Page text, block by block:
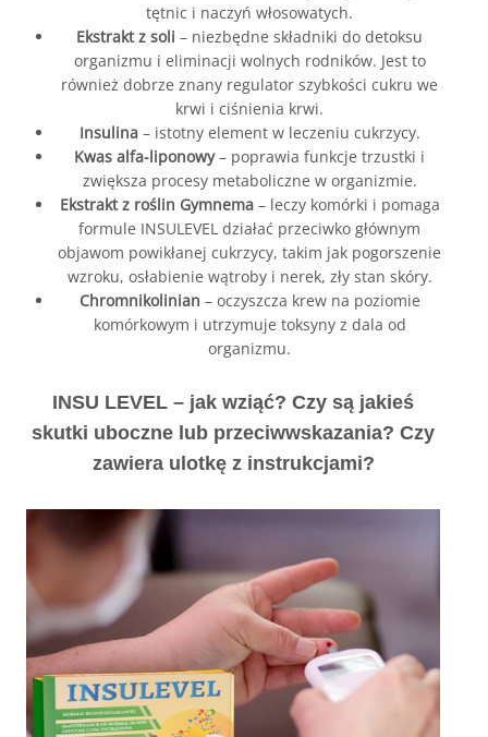
tętnic i naczyń włosowatych.
Ekstrakt z soli – niezbędne składniki do detoksu
organizmu i eliminacji wolnych rodników. Jest to
również dobrze znany regulator szybkości cukru we
krwi i ciśnienia krwi.
Insulina– istotny element w leczeniu cukrzycy.
Kwas alfa-liponowy– poprawia funkcje trzustki i
zwiększa procesy metaboliczne w organizmie.
Ekstrakt z roślin Gymnema– leczy komórki i pomaga
formule INSULEVEL działać przeciwko głównym
objawom powikłanej cukrzycy, takim jak pogorszenie
wzroku, osłabienie wątroby i nerek, zły stan skóry.
Chromnikolinian – oczyszcza krew na poziomie
komórkowym i utrzymuje toksyny z dala od
organizmu.
INSU LEVEL – jak wziąć? Czy są jakieś
skutki uboczne lub przeciwwskazania? Czy
zawiera ulotkę z instrukcjami?